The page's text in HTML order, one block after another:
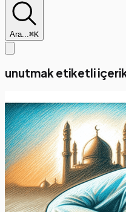
Ara...⌘K
unutmak etiketli